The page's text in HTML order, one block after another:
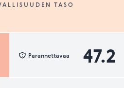
TASO
47.2
Parannettavaa